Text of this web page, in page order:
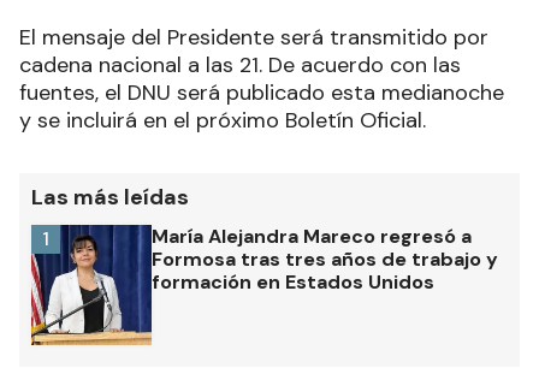
El mensaje del Presidente será transmitido por
cadena nacional a las 21. De acuerdo con las
fuentes, el DNU será publicado esta medianoche
y se incluirá en el próximo Boletín Oficial.
Las más leídas
María Alejandra Mareco regresó a
Formosa tras tres años de trabajo y
formación en Estados Unidos
1